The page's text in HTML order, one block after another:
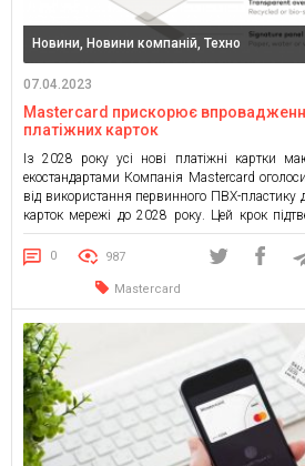
Новини, Новини компаній, Техно
07.04.2023
Mastercard прискорює
платіжних карток
Із 2028 року усі нові платіжні картки
екостандартами Компанія Mastercard
від використання первинного ПВХ-пластику
карток мережі до 2028 року. Цей крок
своїм зобов’язанням у сфері сталого
більш екологічних карткових продуктів
зменшити свій вплив […]
0 987
Mastercard